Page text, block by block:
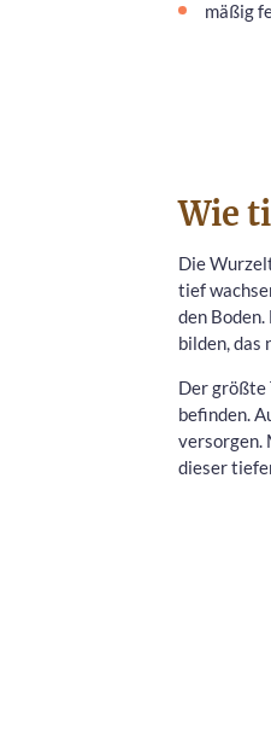
mäßig
Wie
Die
tief
den
bilden, das
Der größte
befinden.
versorgen.
dieser